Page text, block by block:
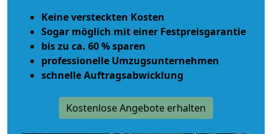
Keine versteckten Kosten
Sogar möglich mit einer Festpreisgarantie
bis zu ca. 60 % sparen
professionelle Umzugsunternehmen
schnelle Auftragsabwicklung
Kostenlose Angebote erhalten